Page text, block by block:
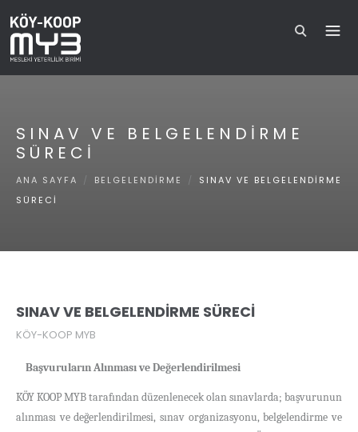
SINAV VE BELGELENDİRME
SÜRECİ
ANA SAYFA / BELGELENDİRME /
SINAV VE BELGELENDİRME
SÜRECİ
SINAV VE BELGELENDİRME SÜRECİ
KÖY-KOOP MYB
Başvuruların Alınması ve Değerlendirilmesi
KÖY KOOP MYB tarafından düzenlenecek olan sınavlarda; başvurunun
alınması ve değerlendirilmesi, sınav organizasyonu, belgelendirme ve